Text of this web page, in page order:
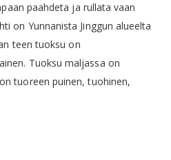
paahdeta ja rullata vaan
on Yunnanista Jinggun alueelta
teen tuoksu on
Tuoksu maljassa on
tuoreen puinen, tuohinen,